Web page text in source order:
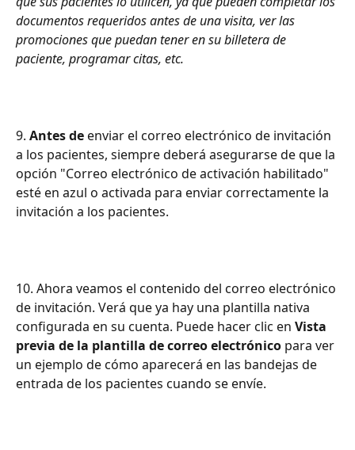
documentos requeridos antes de una visita, ver las
promociones que puedan tener en su billetera de
paciente, programar citas, etc.
9. Antes de enviar el correo electrónico de invitación
a los pacientes, siempre deberá asegurarse de que la
opción "Correo electrónico de activación habilitado"
esté en azul o activada para enviar correctamente la
invitación a los pacientes.
10. Ahora veamos el contenido del correo electrónico
de invitación. Verá que ya hay una plantilla nativa
configurada en su cuenta. Puede hacer clic en Vista
previa de la plantilla de correo electrónico para ver
un ejemplo de cómo aparecerá en las bandejas de
entrada de los pacientes cuando se envíe.